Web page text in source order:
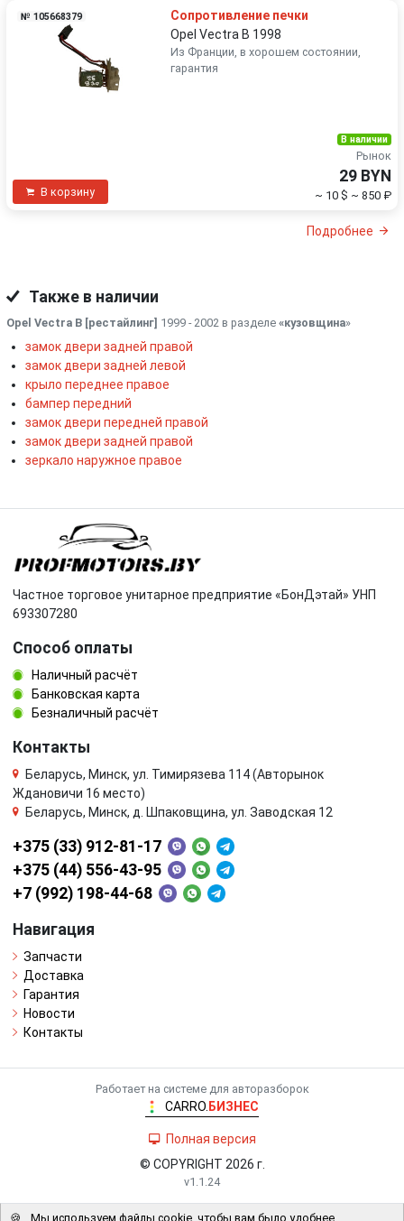
№ 105668379
Сопротивление печки
Opel Vectra B 1998
Из Франции, в хорошем состоянии,
гарантия
В корзину
В наличии
Рынок
29 BYN
~ 10 $ ~ 850 ₽
Подробнее
Также в наличии
Opel Vectra B [рестайлинг] 1999 - 2002 в разделе «кузовщина»
замок двери задней правой
замок двери задней левой
крыло переднее правое
бампер передний
замок двери передней правой
замок двери задней правой
зеркало наружное правое
Частное торговое унитарное предприятие «БонДэтай» УНП
693307280
Способ оплаты
Наличный расчёт
Банковская карта
Безналичный расчёт
Контакты
Беларусь, Минск, ул. Тимирязева 114 (Авторынок
Ждановичи 16 место)
Беларусь, Минск, д. Шпаковщина, ул. Заводская 12
+375 (33) 912-81-17
+375 (44) 556-43-95
+7 (992) 198-44-68
Навигация
Запчасти
Доставка
Гарантия
Новости
Контакты
Работает на системе для авторазборок
CARRO. БИЗНЕС
Полная версия
© COPYRIGHT 2026 г.
v1.1.24
🍪 Мы используем файлы cookie, чтобы вам было удобнее